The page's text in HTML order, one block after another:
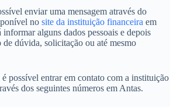
enviar uma mensagem através do
no site da instituição financeira em
alguns dados pessoais e depois
de dúvida, solicitação ou até mesmo
possível entrar em contato com a instituição
dos seguintes números em Antas.